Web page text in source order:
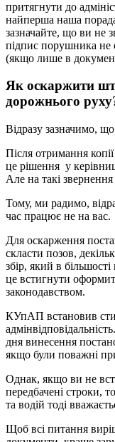
притягнути до
найперша наша
зазначайте, що ви не
підпис порушника не
(якщо лише в
Як оскаржити
дорожнього
Відразу зазначимо,
Після отримання
це рішення у
Але на такі
Тому, ми радимо,
час працює не на вас.
Для оскарження
скласти позов,
збір, який в
це встигнути
законодавством.
КУпАП встановив
дня винесення
якщо були поважні
Однак, якщо ви не
передбачені строки,
та водій тоді
Щоб всі питання